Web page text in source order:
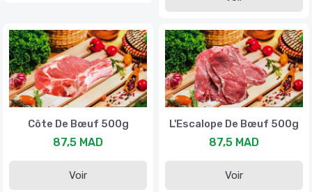
Côte De Bœuf 500g
87,5 MAD
Voir
L'Escalope De Bœuf 500g
87,5 MAD
Voir